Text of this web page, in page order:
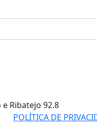
Ribatejo 92.8
POLÍTICA DE